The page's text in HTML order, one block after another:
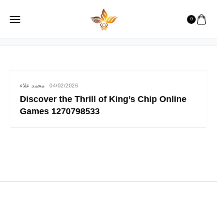
0
notongamstop3
محمد علاء 04/02/2026
Discover the Thrill of King’s Chip Online
Games 1270798533